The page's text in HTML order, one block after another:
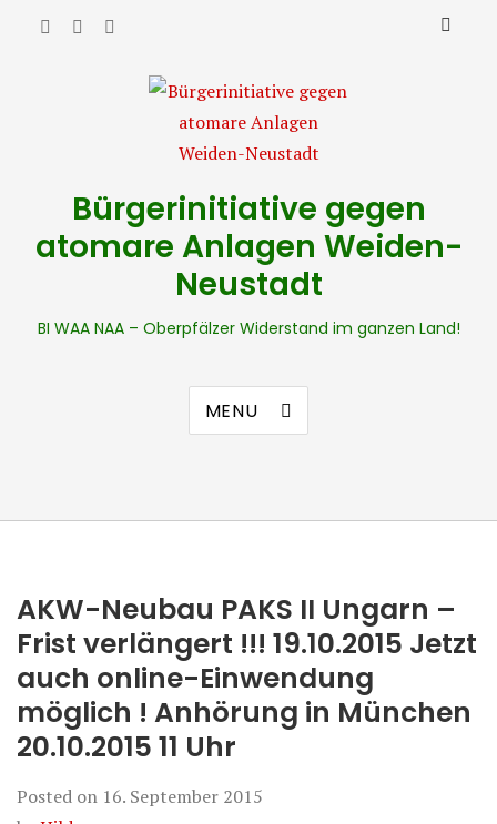
Bürgerinitiative gegen
atomare Anlagen Weiden-
Neustadt
BI WAA NAA – Oberpfälzer Widerstand im ganzen Land!
MENU
AKW-Neubau PAKS II Ungarn –
Frist verlängert !!! 19.10.2015 Jetzt
auch online-Einwendung
möglich ! Anhörung in München
20.10.2015 11 Uhr
Posted on 16. September 2015